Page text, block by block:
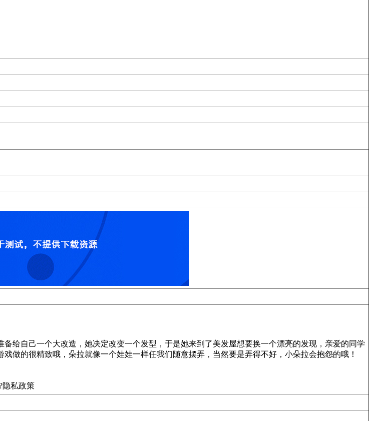
给自己一个大改造，她决定改变一个发型，于是她来到了美发屋想要换一个漂亮的发现，亲爱的同学
做的很精致哦，朵拉就像一个娃娃一样任我们随意摆弄，当然要是弄得不好，小朵拉会抱怨的哦！
隐私政策